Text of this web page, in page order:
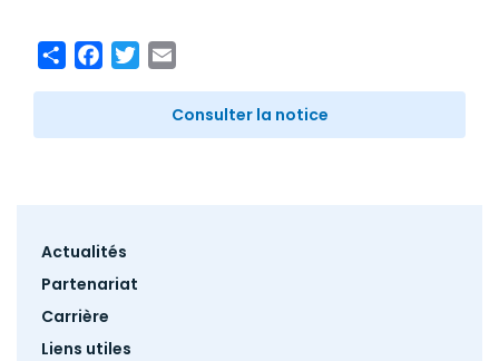
ShareFacebook
Twitter
Consulter la notice
Footer
Actualités
Partenariat
Carrière
Liens utiles